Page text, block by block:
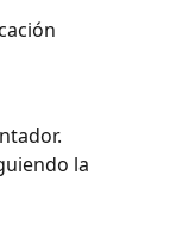
la